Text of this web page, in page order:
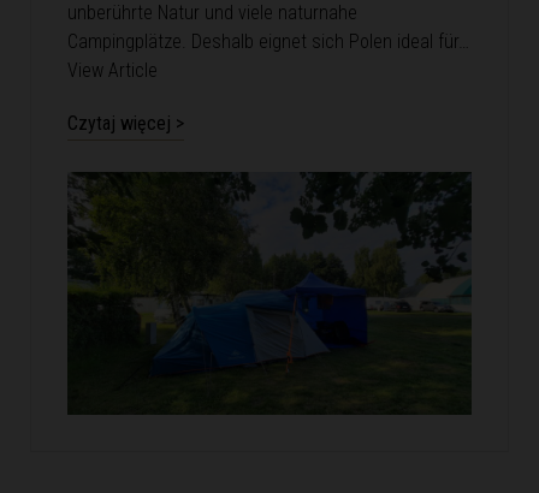
unberührte Natur und viele naturnahe
Campingplätze. Deshalb eignet sich Polen ideal für…
View Article
Czytaj więcej >